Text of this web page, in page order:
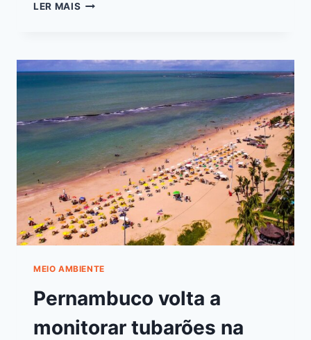
LER MAIS
MEIO AMBIENTE
Pernambuco volta a
monitorar tubarões na